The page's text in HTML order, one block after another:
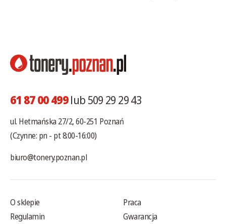
61 87 00 499lub 509 29 29 43
ul. Hetmańska 27/2, 60-251 Poznań
(Czynne: pn - pt 8:00-16:00)
biuro@tonery.poznan.pl
O sklepie
Regulamin
Praca
Gwarancja